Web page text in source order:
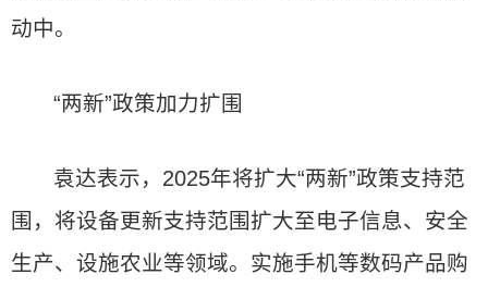
动中。
“两新”政策加力扩围
袁达表示，2025年将扩大“两新”政策支持范
围，将设备更新支持范围扩大至电子信息、安全
生产、设施农业等领域。实施手机等数码产品购